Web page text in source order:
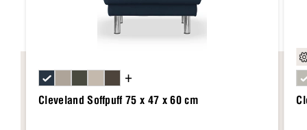
Cleveland Soffpuff 75 x 47 x 60 cm
+